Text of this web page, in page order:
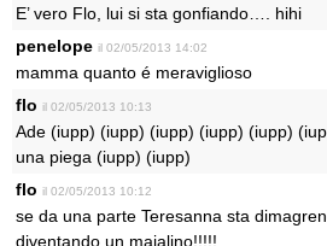
E’ vero Flo, lui si sta gonfiando…. hihi
penelope il 02/05/2013 14:02
mamma quanto é meraviglioso
flo il 02/05/2013 10:13
Ade (iupp) (iupp) (iupp) (iupp) (iupp)
una piega (iupp) (iupp)
flo il 02/05/2013 10:12
se da una parte Teresanna sta
diventando un maialino!!!!!